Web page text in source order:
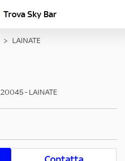
Trova Sky Bar
> LAINATE
20045- LAINATE